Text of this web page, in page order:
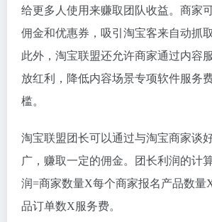
给更多人使用来赚取团队收益。商家
佣金和优惠券，吸引淘宝客来自动抓
此外，淘宝联盟还允许商家通过内容
放红利，降低内容场景专项软件服务
槛。
淘宝联盟团长可以通过与淘宝商家谈
广，赚取一定的佣金。团长利润的计
润=商家数量X每个商家报名产品数量
品订单数X服务费。